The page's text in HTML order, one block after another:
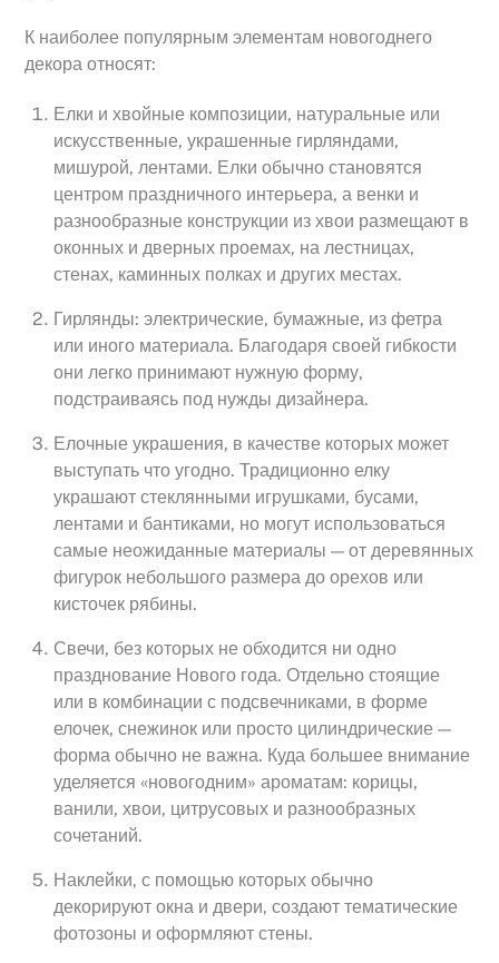
К наиболее популярным элементам новогоднего
декора относят:
Елки и хвойные композиции, натуральные или
искусственные, украшенные гирляндами,
мишурой, лентами. Елки обычно становятся
центром праздничного интерьера, а венки и
разнообразные конструкции из хвои размещают в
оконных и дверных проемах, на лестницах,
стенах, каминных полках и других местах.
Гирлянды: электрические, бумажные, из фетра
или иного материала. Благодаря своей гибкости
они легко принимают нужную форму,
подстраиваясь под нужды дизайнера.
Елочные украшения, в качестве которых может
выступать что угодно. Традиционно елку
украшают стеклянными игрушками, бусами,
лентами и бантиками, но могут использоваться
самые неожиданные материалы — от деревянных
фигурок небольшого размера до орехов или
кисточек рябины.
Свечи, без которых не обходится ни одно
празднование Нового года. Отдельно стоящие
или в комбинации с подсвечниками, в форме
елочек, снежинок или просто цилиндрические —
форма обычно не важна. Куда большее внимание
уделяется «новогодним» ароматам: корицы,
ванили, хвои, цитрусовых и разнообразных
сочетаний.
Наклейки, с помощью которых обычно
декорируют окна и двери, создают тематические
фотозоны и оформляют стены.